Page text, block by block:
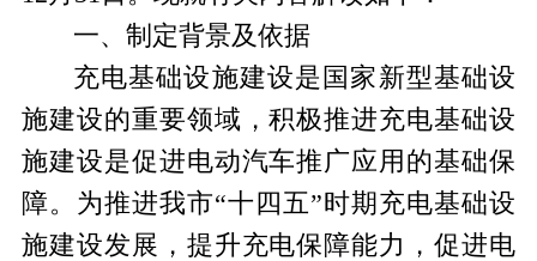
一、制定背景及依据
充电基础设施建设是国家新型基础设
施建设的重要领域，积极推进充电基础设
施建设是促进电动汽车推广应用的基础保
障。为推进我市“十四五”时期充电基础设
施建设发展，提升充电保障能力，促进电